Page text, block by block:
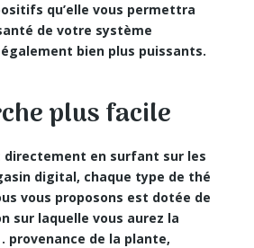
qu’elle vous permettra
de votre système
bien plus puissants.
plus facile
directement en surfant sur les
digital, chaque type de thé
vous proposons est dotée de
sur laquelle vous aurez la
provenance de la plante,